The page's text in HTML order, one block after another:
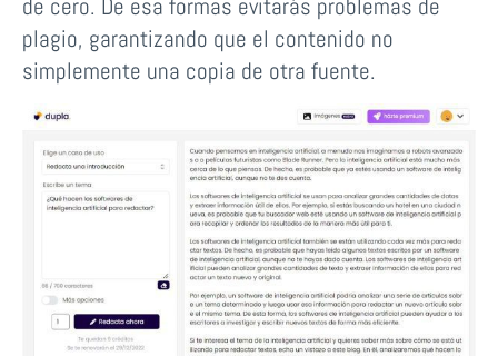
plagio, garantizando que el contenido no
simplemente una copia de otra fuente.